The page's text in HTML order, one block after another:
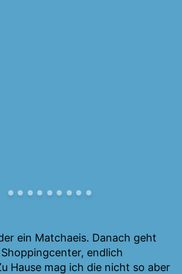
ein Matchaeis. Danach geht
endlich
Hause mag ich die nicht so aber